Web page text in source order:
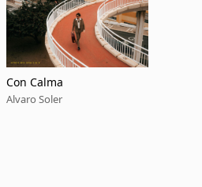
Con Calma
Alvaro Soler